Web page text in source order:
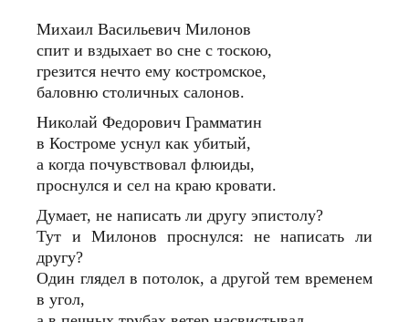
Михаил Васильевич Милонов
спит и вздыхает во сне с тоскою,
грезится нечто ему костромское,
баловню столичных салонов.
Николай Федорович Грамматин
в Костроме уснул как убитый,
а когда почувствовал флюиды,
проснулся и сел на краю кровати.
Думает, не написать ли другу эпистолу?
Тут и Милонов проснулся: не написать ли
другу?
Один глядел в потолок, а другой тем временем
в угол,